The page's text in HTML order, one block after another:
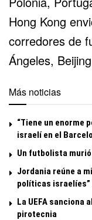
Hong Kong
corredores de
Ángeles,
Más noticias
“Tiene un enorme
israelí en el
Un futbolista
Jordania reúne a
políticas israelíes”
La UEFA sanciona
pirotecnia